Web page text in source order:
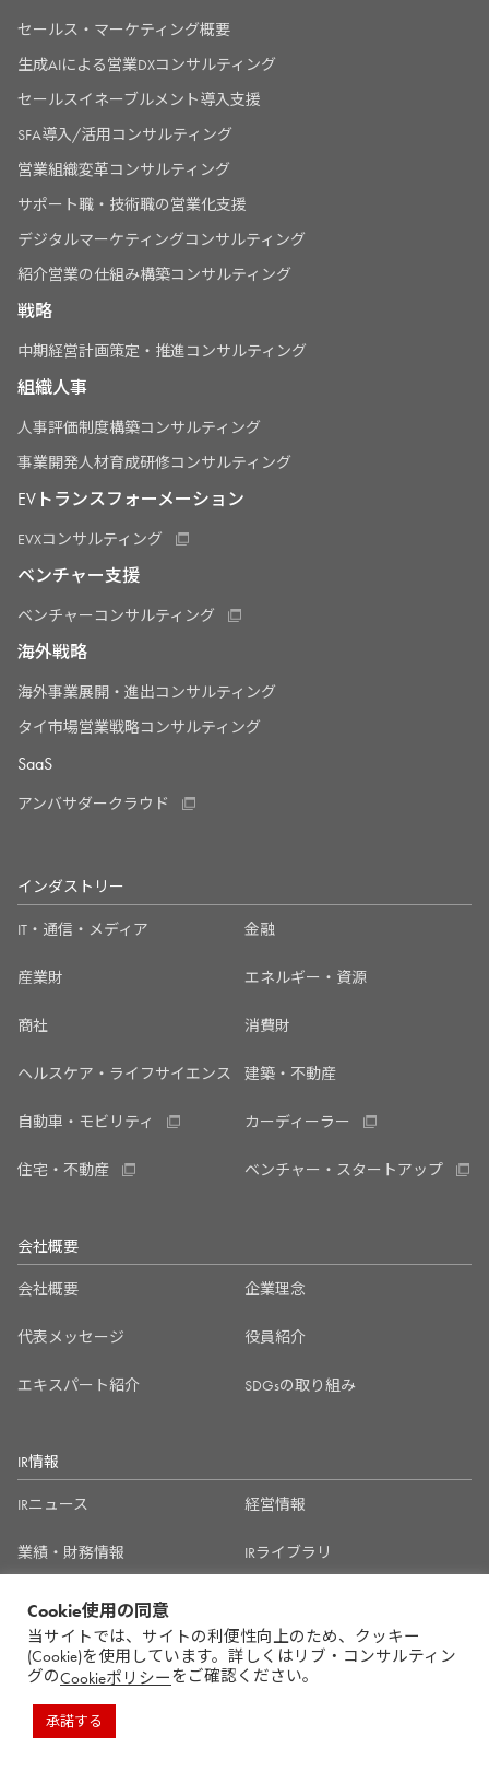
セールス・マーケティング概要
生成AIによる営業DXコンサルティング
セールスイネーブルメント導入支援
SFA導入/活用コンサルティング
営業組織変革コンサルティング
サポート職・技術職の営業化支援
デジタルマーケティングコンサルティング
紹介営業の仕組み構築コンサルティング
戦略
中期経営計画策定・推進コンサルティング
組織人事
人事評価制度構築コンサルティング
事業開発人材育成研修コンサルティング
EVトランスフォーメーション
EVXコンサルティング
ベンチャー支援
ベンチャーコンサルティング
海外戦略
海外事業展開・進出コンサルティング
タイ市場営業戦略コンサルティング
SaaS
アンバサダークラウド
インダストリー
IT・通信・メディア 金融
産業財 エネルギー・資源
商社 消費財
ヘルスケア・ライフサイエンス 建築・不動産
自動車・モビリティ カーディーラー
住宅・不動産 ベンチャー・スタートアップ
会社概要
会社概要 企業理念
代表メッセージ 役員紹介
エキスパート紹介 SDGsの取り組み
IR情報
IRニュース 経営情報
業績・財務情報 IRライブラリ
株式情報
電子公告
採用情報
Cookie使用の同意
当サイトでは、サイトの利便性向上のため、クッキー
(Cookie)を使用しています。詳しくはリブ・コンサルティン
グのCookieポリシーをご確認ください。
承諾する